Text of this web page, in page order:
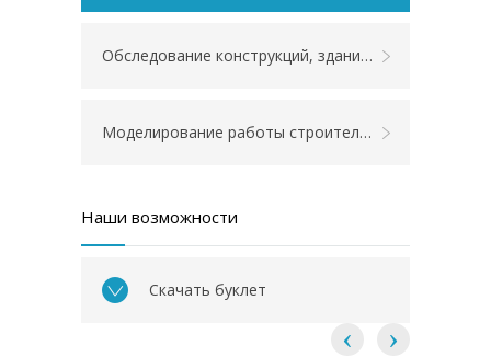
Обследование конструкций, зданий и сооружений
Моделирование работы строительных конструкций
Наши возможности
Скачать буклет